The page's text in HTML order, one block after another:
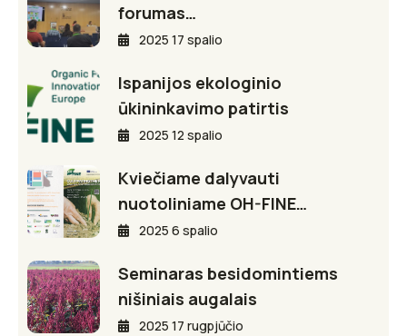
forumas…
2025 17 spalio
Ispanijos ekologinio
ūkininkavimo patirtis
2025 12 spalio
Kviečiame dalyvauti
nuotoliniame OH-FINE…
2025 6 spalio
Seminaras besidomintiems
nišiniais augalais
2025 17 rugpjūčio